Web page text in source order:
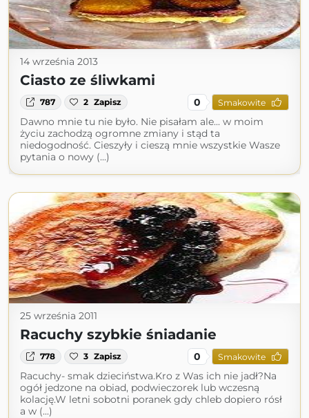
14 września 2013
Ciasto ze śliwkami
787 2 Zapisz 0 Smakowite
Dawno mnie tu nie było. Nie pisałam ale... w moim
życiu zachodzą ogromne zmiany i stąd ta
niedogodność. Cieszyły i cieszą mnie wszystkie Wasze
pytania o nowy (...)
25 września 2011
Racuchy szybkie śniadanie
778 3 Zapisz 0 Smakowite
Racuchy- smak dzieciństwa.Kro z Was ich nie jadł?Na
ogół jedzone na obiad, podwieczorek lub wczesną
kolację.W letni sobotni poranek gdy chleb dopiero rósł
a w (...)